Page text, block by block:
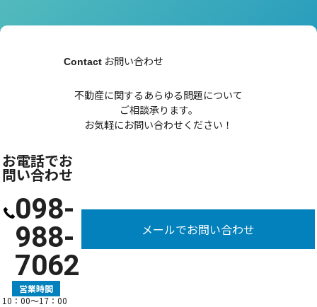
Contact お問い合わせ
不動産に関するあらゆる問題について
ご相談承ります。
お気軽にお問い合わせください！
お電話でお
問い合わせ
098-
988-
7062
営業時間
10：00〜17：00
メールでお問い合わせ